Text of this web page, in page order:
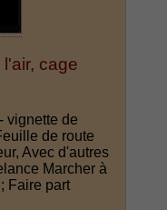
cage
vignette de
de route
Avec d'autres
Marcher à
Faire part